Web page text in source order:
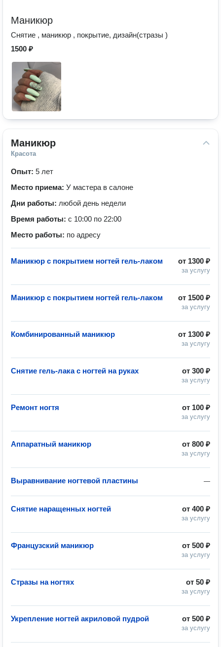
Маникюр
Снятие , маникюр , покрытие, дизайн(стразы )
1500 ₽
Маникюр
Красота
Опыт: 5 лет
Место приема: У мастера в салоне
Дни работы: любой день недели
Время работы: с 10:00 по 22:00
Место работы: по адресу
от 1300 ₽
за услугу
Маникюр с покрытием ногтей гель-лаком
от 1500 ₽
за услугу
Маникюр с покрытием ногтей гель-лаком
от 1300 ₽
за услугу
Комбинированный маникюр
от 300 ₽
за услугу
Снятие гель-лака с ногтей на руках
от 100 ₽
за услугу
Ремонт ногтя
от 800 ₽
за услугу
Аппаратный маникюр
—
Выравнивание ногтевой пластины
от 400 ₽
за услугу
Снятие наращенных ногтей
от 500 ₽
за услугу
Французский маникюр
от 50 ₽
за услугу
Стразы на ногтях
от 500 ₽
за услугу
Укрепление ногтей акриловой пудрой